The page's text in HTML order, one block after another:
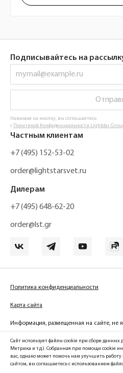
Подписывайтесь на
Нажимая на кнопку, вы соглашаетесь
с Политикой Конфиденциальности Lightstar
Частным клиентам
+7 (495) 152-53-02
order@lightstarsvet.ru
Дилерам
+7 (495) 648-62-20
order@lst.gr
Политика конфиденциальности
Карта сайта
Информация, размещенная на сайте, не
Сайт использует файлы cookie при сборе
Метрика и т.д.). Собранная при помощи cookie
вас, однако может помочь нам улучшить работу
сайтом, вы соглашаетесь с использованием